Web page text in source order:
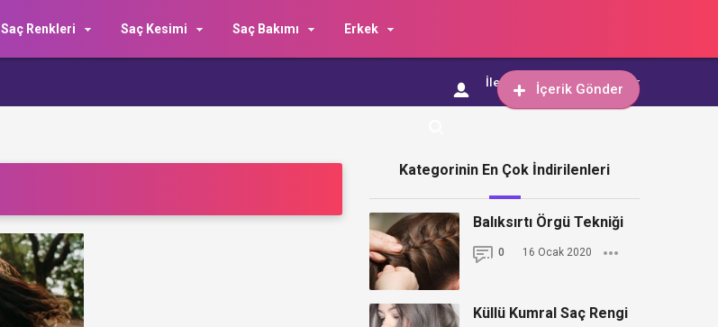
Saç Renkleri Saç Kesimi Saç Bakımı Erkek
İçerik Gönder
İletişim İçerik Gönder
Kategorinin En Çok İndirilenleri
Balıksırtı Örgü Tekniği
0 16 Ocak 2020
Küllü Kumral Saç Rengi